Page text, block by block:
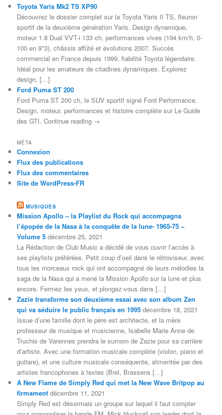
Toyota Yaris Mk2 TS XP90
Découvrez le dossier complet sur la Toyota Yaris II TS, fleuron
sportif de la deuxième génération Yaris. Design dynamique,
moteur 1.8 Dual VVT-i 133 ch, performances vives (194 km/h, 0-
100 en 9"3), châssis affûté et évolutions 2007. Succès
commercial en France depuis 1999, fiabilité Toyota légendaire.
Idéal pour les amateurs de citadines dynamiques. Explorez
design, […]
Ford Puma ST 200
Ford Puma ST 200 ch, le SUV sportif signé Ford Performance.
Design, moteur, performances et histoire complète sur Le Guide
des GTI. Continue reading →
MÉTA
Connexion
Flux des publications
Flux des commentaires
Site de WordPress-FR
MUSIQUES
Mission Apollo – la Playlist du Rock qui accompagna
l’épopée de la Nasa à la conquête de la lune- 1965-75 –
Volume 5 décembre 25, 2021
La Rédaction de Club Music a décidé de vous ouvrir l’accès à
ses playlists préférées. Petit coup d’oeil dans le rétroviseur, avec
tous les morceaux rock qui ont accompagné de leurs mélodies la
saga de la Nasa qui a mené la Mission Apollo sur la lune et plus
encore. Fermez les yeux, et plongez-vous dans […]
Zazie transforme son deuxième essai avec son album Zen
qui va séduire le public français en 1995 décembre 18, 2021
Issue d’une famille dont le père est architecte, et la mère
professeur de musique et musicienne, Isabelle Marie Anne de
Truchis de Varennes prendra le surnom de Zazie pour sa carrière
d’artiste. Avec une formation musicale complète (violon, piano et
guitare), et une culture musicale conséquente, alimentée par des
artistes francophones à textes (Brel, Brassens […]
A New Flame de Simply Red qui met la New Wave Britpop au
firmament décembre 11, 2021
Simply Red est désormais un groupe sur lequel il faut compter